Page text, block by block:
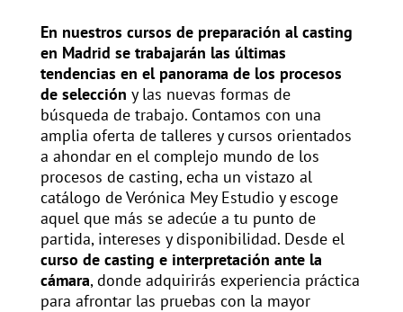
En nuestros cursos de preparación al casting
en Madrid se trabajarán las últimas
tendencias en el panorama de los procesos
de selección y las nuevas formas de
búsqueda de trabajo. Contamos con una
amplia oferta de talleres y cursos orientados
a ahondar en el complejo mundo de los
procesos de casting, echa un vistazo al
catálogo de Verónica Mey Estudio y escoge
aquel que más se adecúe a tu punto de
partida, intereses y disponibilidad. Desde el
curso de casting e interpretación ante la
cámara, donde adquirirás experiencia práctica
para afrontar las pruebas con la mayor